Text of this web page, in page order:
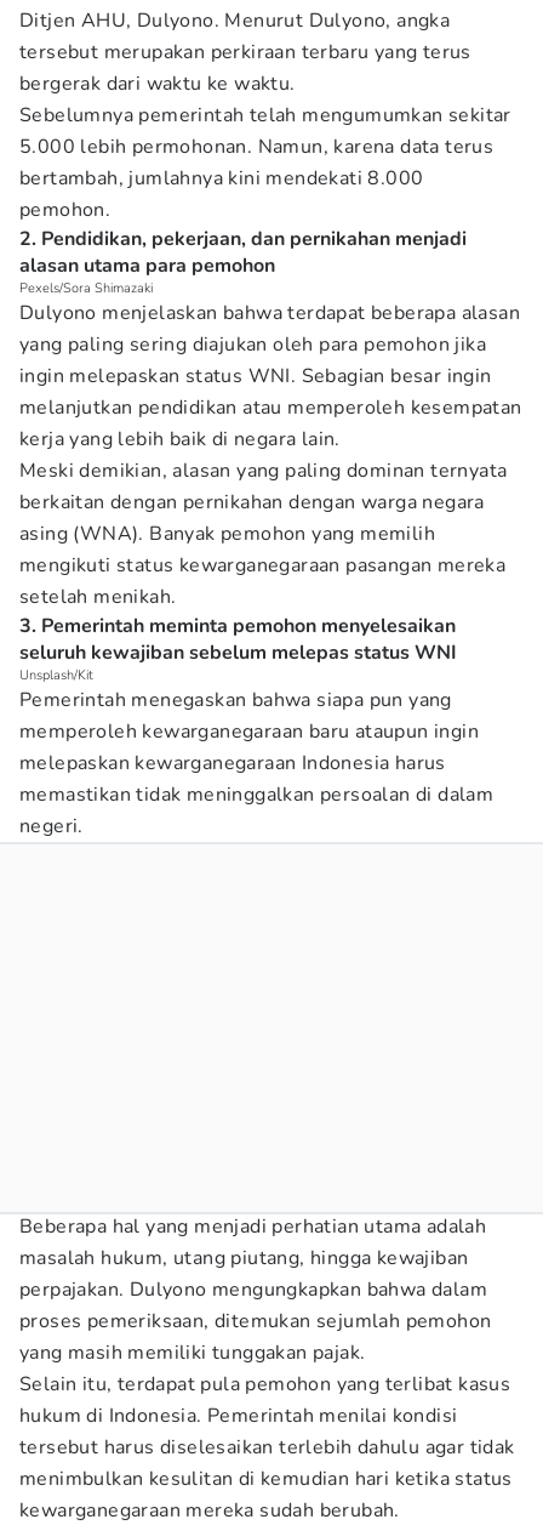
Ditjen AHU, Dulyono. Menurut Dulyono, angka
tersebut merupakan perkiraan terbaru yang terus
bergerak dari waktu ke waktu.
Sebelumnya pemerintah telah mengumumkan sekitar
5.000 lebih permohonan. Namun, karena data terus
bertambah, jumlahnya kini mendekati 8.000
pemohon.
2. Pendidikan, pekerjaan, dan pernikahan menjadi
alasan utama para pemohon
Pexels/Sora Shimazaki
Dulyono menjelaskan bahwa terdapat beberapa alasan
yang paling sering diajukan oleh para pemohon jika
ingin melepaskan status WNI. Sebagian besar ingin
melanjutkan pendidikan atau memperoleh kesempatan
kerja yang lebih baik di negara lain.
Meski demikian, alasan yang paling dominan ternyata
berkaitan dengan pernikahan dengan warga negara
asing (WNA). Banyak pemohon yang memilih
mengikuti status kewarganegaraan pasangan mereka
setelah menikah.
3. Pemerintah meminta pemohon menyelesaikan
seluruh kewajiban sebelum melepas status WNI
Unsplash/Kit
Pemerintah menegaskan bahwa siapa pun yang
memperoleh kewarganegaraan baru ataupun ingin
melepaskan kewarganegaraan Indonesia harus
memastikan tidak meninggalkan persoalan di dalam
negeri.
Beberapa hal yang menjadi perhatian utama adalah
masalah hukum, utang piutang, hingga kewajiban
perpajakan. Dulyono mengungkapkan bahwa dalam
proses pemeriksaan, ditemukan sejumlah pemohon
yang masih memiliki tunggakan pajak.
Selain itu, terdapat pula pemohon yang terlibat kasus
hukum di Indonesia. Pemerintah menilai kondisi
tersebut harus diselesaikan terlebih dahulu agar tidak
menimbulkan kesulitan di kemudian hari ketika status
kewarganegaraan mereka sudah berubah.